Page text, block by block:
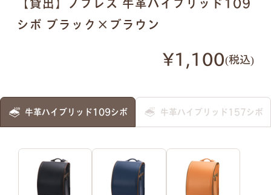
【貸出】ノブレス 牛革ハイブリッド109
シボ ブラック×ブラウン
¥1,100 税込
牛革ハイブリッド109シボ 牛革ハイブリッド157シボ
●書体は下記の明朝体と筆記体の2種類からお選び